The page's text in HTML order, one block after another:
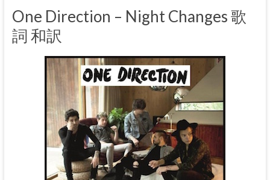
One Direction – Night Changes 歌
詞 和訳